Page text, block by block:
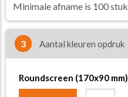
Minimale afname is 100
3 Aantal kleuren opdruk
Roundscreen (170x90 mm)